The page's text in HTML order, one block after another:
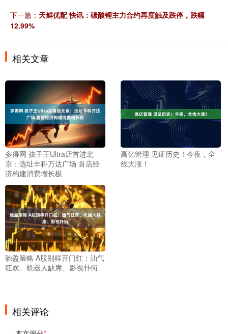
下一篇： 天鲜优配 快讯：碳酸锂主力合约再度触及跌停，跌幅
12.99%
相关文章
多得网 孩子王Ultra店首进北
京：选址丰科万达广场 首店经
济构建消费增长极
高亿管理 见证历史！今夜，全
线大涨！
驰盈策略 A股别样开门红：油气
狂欢、机器人缺席、影视扑街
相关评论